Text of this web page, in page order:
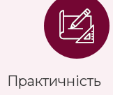
Практичність